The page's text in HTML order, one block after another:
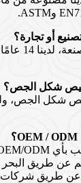
أو تجارة؟
ج: نحن
شكل الجص؟
شكل الجص،
عن طريق البحر
عن طريق شركات